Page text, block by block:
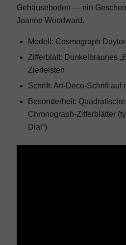
Gehäuseboden — ein
Joanne Woodward.
Modell: Cosmograph
Zifferblatt: Dunkelbraunes
Zierleisten
Schrift: Art-Deco-Schrift auf
Besonderheit:
Chronograph-Zifferblätter
Dial“)